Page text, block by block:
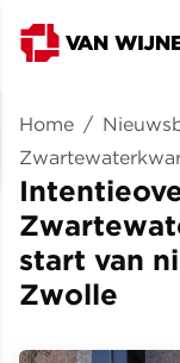
Home /
start van
Zwolle